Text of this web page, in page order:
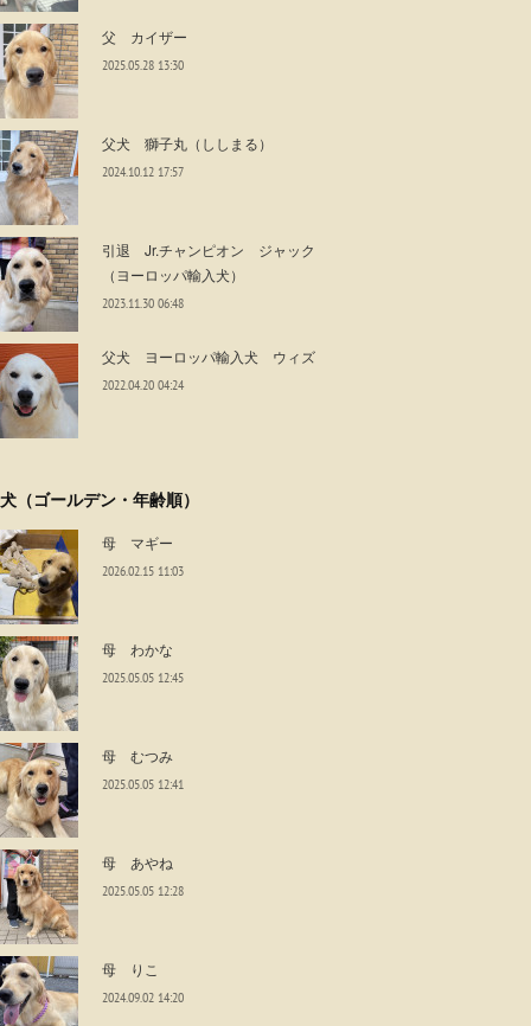
父 カイザー
2025.05.28 13:30
父犬 獅子丸（ししまる）
2024.10.12 17:57
引退 Jr.チャンピオン ジャック
（ヨーロッパ輸入犬）
2023.11.30 06:48
父犬 ヨーロッパ輸入犬 ウィズ
2022.04.20 04:24
（ゴールデン・年齢順）
母 マギー
2026.02.15 11:03
母 わかな
2025.05.05 12:45
母 むつみ
2025.05.05 12:41
母 あやね
2025.05.05 12:28
母 りこ
2024.09.02 14:20